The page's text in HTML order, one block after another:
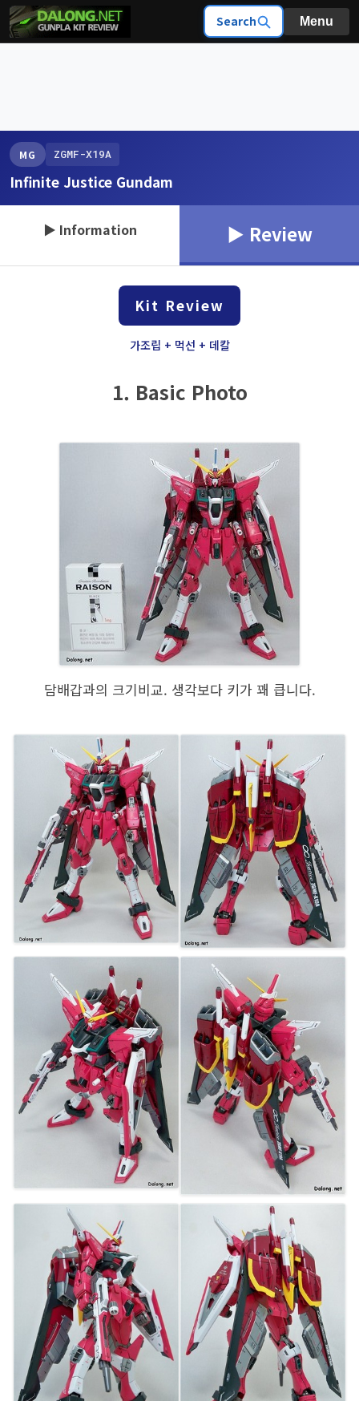
Search Menu
MG ZGMF-X19A
Infinite Justice Gundam
▶ Information ▶ Review
Kit Review
가조립 + 먹선 + 데칼
1. Basic Photo
담배갑과의 크기비교. 생각보다 키가 꽤 큽니다.